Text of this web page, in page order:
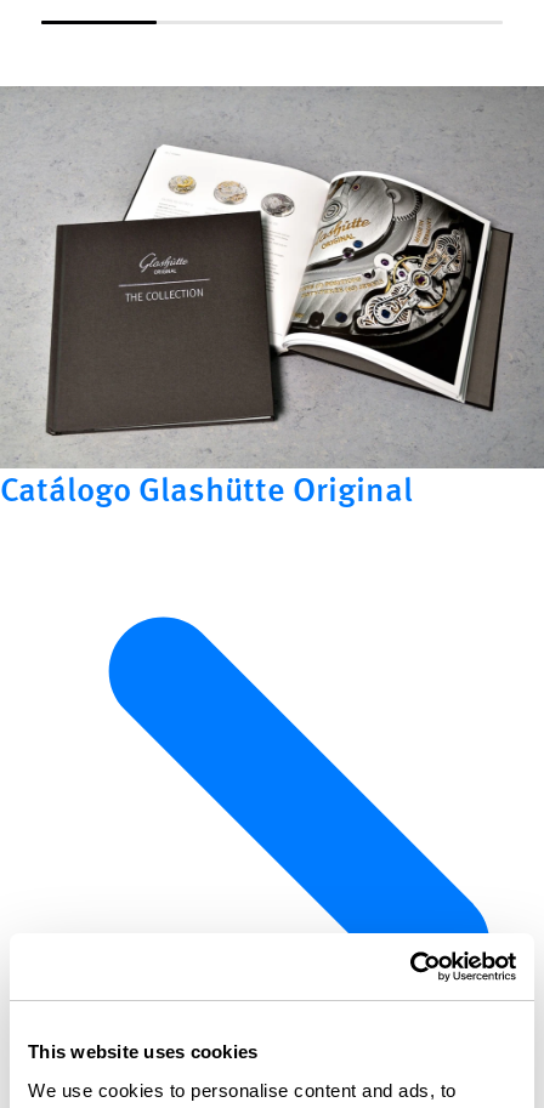
This website uses cookies
We use cookies to personalise content and ads, to
Catálogo Glashütte Original